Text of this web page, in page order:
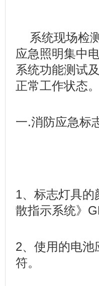
系统现场检
应急照明集中
系统功能测试
正常工作状态。
一.消防应急标
1、标志灯具
散指示系统》
2、使用的电
符。